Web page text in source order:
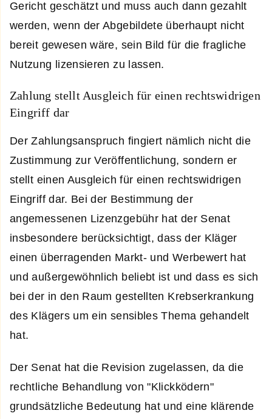
Gericht geschätzt und muss auch dann gezahlt
werden, wenn der Abgebildete überhaupt nicht
bereit gewesen wäre, sein Bild für die fragliche
Nutzung lizensieren zu lassen.
Zahlung stellt Ausgleich für einen rechtswidrigen
Eingriff dar
Der Zahlungsanspruch fingiert nämlich nicht die
Zustimmung zur Veröffentlichung, sondern er
stellt einen Ausgleich für einen rechtswidrigen
Eingriff dar. Bei der Bestimmung der
angemessenen Lizenzgebühr hat der Senat
insbesondere berücksichtigt, dass der Kläger
einen überragenden Markt- und Werbewert hat
und außergewöhnlich beliebt ist und dass es sich
bei der in den Raum gestellten Krebserkrankung
des Klägers um ein sensibles Thema gehandelt
hat.
Der Senat hat die Revision zugelassen, da die
rechtliche Behandlung von "Klickködern"
grundsätzliche Bedeutung hat und eine klärende